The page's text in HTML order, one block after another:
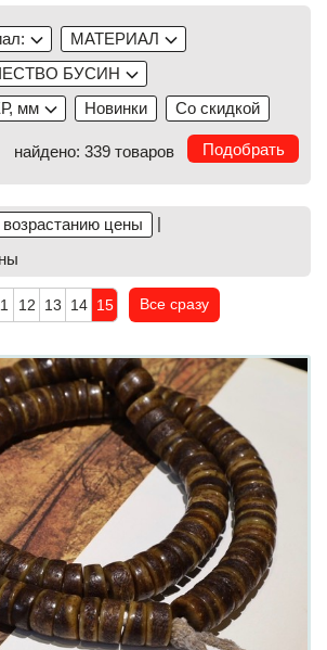
МАТЕРИАЛ
БУСИН
мм
Новинки Со скидкой
найдено: 339 товаров
возрастанию цены
|
12 13 14 15 Все сразу